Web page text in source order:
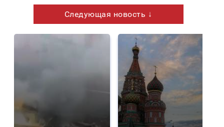
Следующая новость ↓